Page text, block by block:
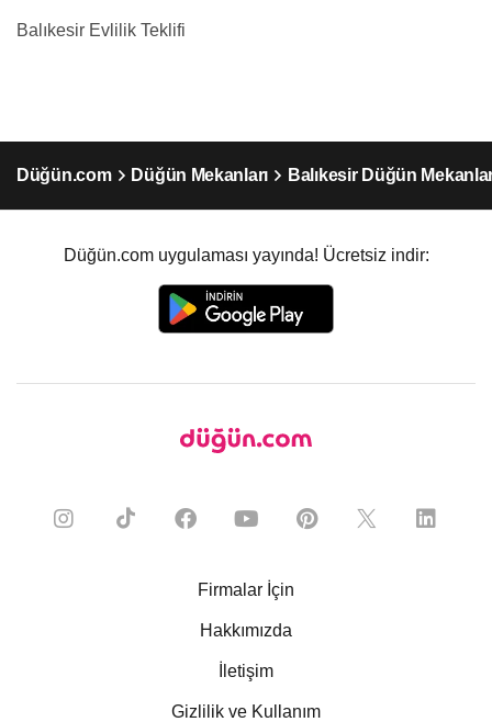
Balıkesir Evlilik Teklifi
Düğün.com Düğün Mekanları Balıkesir Düğün
Düğün.com uygulaması yayında! Ücretsiz indir:
Firmalar İçin
Hakkımızda
İletişim
Gizlilik ve Kullanım